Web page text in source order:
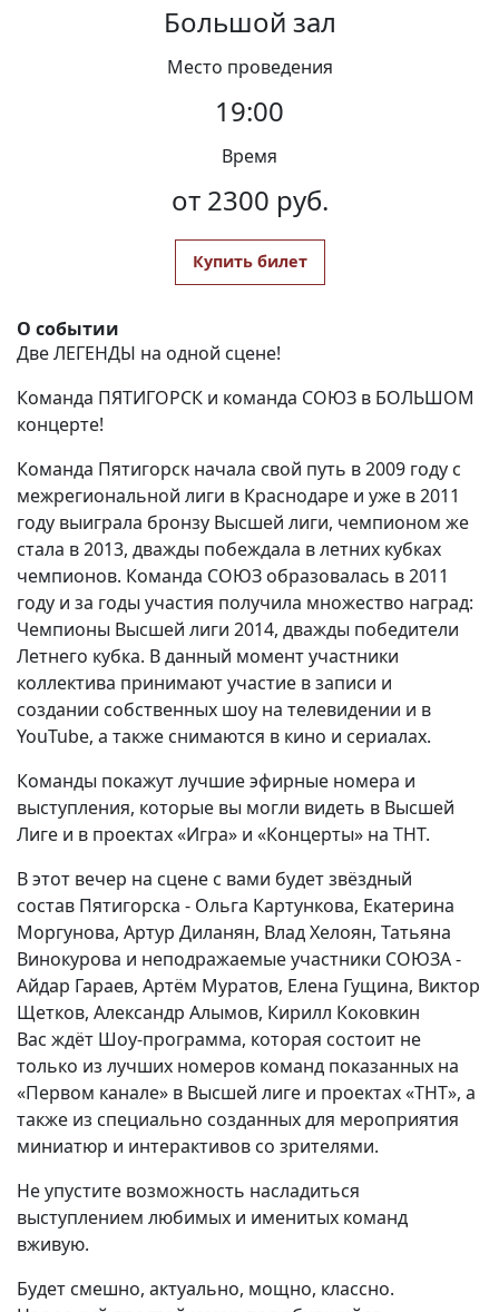
Большой зал
Место проведения
19:00
Время
от 2300 руб.
Купить билет
О событии
Две ЛЕГЕНДЫ на одной сцене!
Команда ПЯТИГОРСК и команда СОЮЗ в БОЛЬШОМ
концерте!
Команда Пятигорск начала свой путь в 2009 году с
межрегиональной лиги в Краснодаре и уже в 2011
году выиграла бронзу Высшей лиги, чемпионом же
стала в 2013, дважды побеждала в летних кубках
чемпионов. Команда СОЮЗ образовалась в 2011
году и за годы участия получила множество наград:
Чемпионы Высшей лиги 2014, дважды победители
Летнего кубка. В данный момент участники
коллектива принимают участие в записи и
создании собственных шоу на телевидении и в
YouTube, а также снимаются в кино и сериалах.
Команды покажут лучшие эфирные номера и
выступления, которые вы могли видеть в Высшей
Лиге и в проектах «Игра» и «Концерты» на ТНТ.
В этот вечер на сцене с вами будет звёздный
состав Пятигорска - Ольга Картункова, Екатерина
Моргунова, Артур Диланян, Влад Хелоян, Татьяна
Винокурова и неподражаемые участники СОЮЗА -
Айдар Гараев, Артём Муратов, Елена Гущина, Виктор
Щетков, Александр Алымов, Кирилл Коковкин
Вас ждёт Шоу-программа, которая состоит не
только из лучших номеров команд показанных на
«Первом канале» в Высшей лиге и проектах «ТНТ», а
также из специально созданных для мероприятия
миниатюр и интерактивов со зрителями.
Не упустите возможность насладиться
выступлением любимых и именитых команд
вживую.
Будет смешно, актуально, мощно, классно.